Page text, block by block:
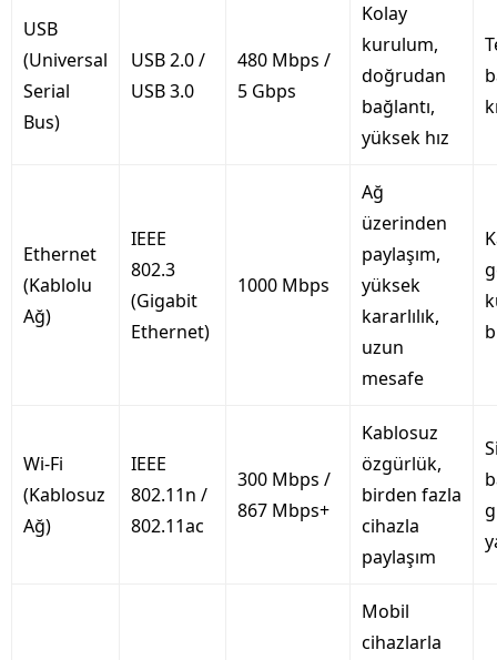
USB
(Universal
Serial
Bus)
USB 2.0 /
USB 3.0
480 Mbps /
5 Gbps
Kolay
kurulum,
doğrudan
bağlantı,
yüksek hız
Ethernet
(Kablolu
Ağ)
IEEE
802.3
(Gigabit
Ethernet)
1000 Mbps
Ağ
üzerinden
paylaşım,
yüksek
kararlılık,
uzun
mesafe
Wi-Fi
(Kablosuz
Ağ)
IEEE
802.11n /
802.11ac
300 Mbps /
867 Mbps+
Kablosuz
özgürlük,
birden fazla
cihazla
paylaşım
Mobil
cihazlarla